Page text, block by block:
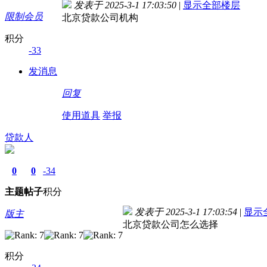
限制会员
积分
-33
发消息
发表于 2025-3-1 17:03:50 | 显示全部楼层
北京贷款公司机构
回复
使用道具 举报
贷款人
0
主题
0
帖子
-34
积分
版主
积分
发表于 2025-3-1 17:03:54 | 显示
北京贷款公司怎么选择